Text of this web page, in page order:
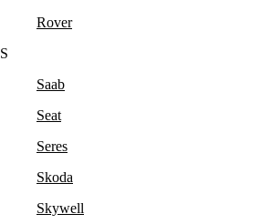
Rover
S
Saab
Seat
Seres
Skoda
Skywell